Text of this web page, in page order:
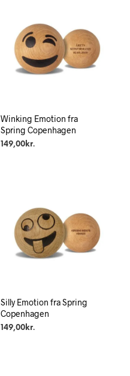
Winking Emotion fra
Spring Copenhagen
149,00kr.
Silly Emotion fra Spring
Copenhagen
149,00kr.